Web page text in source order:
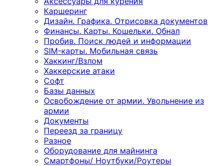
Каршеринг
Дизайн. Графика. Отрисовка документов
Финансы. Карты. Кошельки. Обнал
Пробив. Поиск людей и информации
SIM-карты. Мобильная связь
Хаккинг/Взлом
Хаккерские атаки
Софт
Базы данных
Освобождение от армии. Увольнение из
армии
Документы
Переезд за границу
Разное
Оборудование для майнинга
Смартфоны/ Ноутбуки/Роутеры